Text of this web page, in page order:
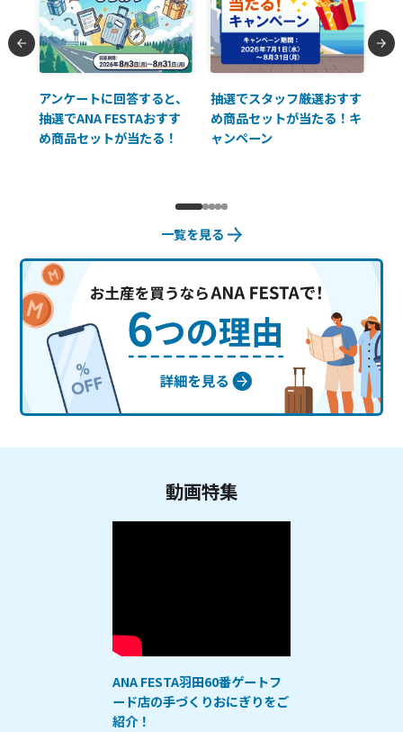
アンケートに回答すると、
抽選でANA FESTAおすす
め商品セットが当たる！
抽選でスタッフ厳選おすす
め商品セットが当たる！キ
ャンペーン
一覧を見る
動画特集
ANA FESTA羽田60番ゲートフ
ード店の手づくりおにぎりをご
紹介！